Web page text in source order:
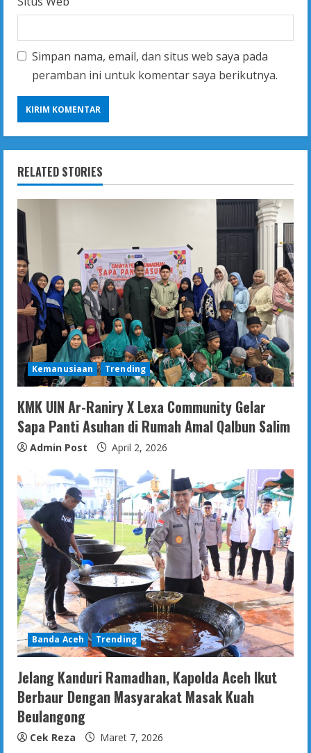
Simpan nama, email, dan situs web saya pada
peramban ini untuk komentar saya berikutnya.
RELATED STORIES
Kemanusiaan Trending
KMK UIN Ar-Raniry X Lexa Community Gelar
Sapa Panti Asuhan di Rumah Amal Qalbun Salim
Admin Post April 2, 2026
Banda Aceh Trending
Jelang Kanduri Ramadhan, Kapolda Aceh Ikut
Berbaur Dengan Masyarakat Masak Kuah
Beulangong
Cek Reza Maret 7, 2026